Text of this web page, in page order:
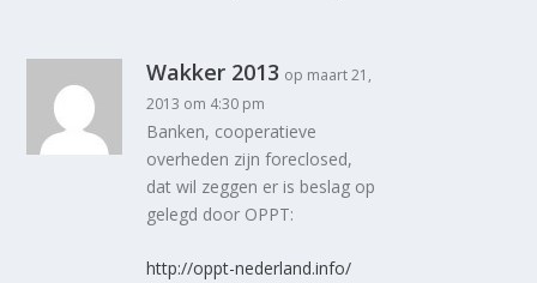
Wakker 2013 op maart 21,
2013 om 4:30 pm
Banken, cooperatieve
overheden zijn foreclosed,
dat wil zeggen er is beslag op
gelegd door OPPT:
http://oppt-nederland.info/